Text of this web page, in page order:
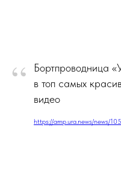
“
Бортпроводница
в топ самых
видео
https://amp.ura.news/news/